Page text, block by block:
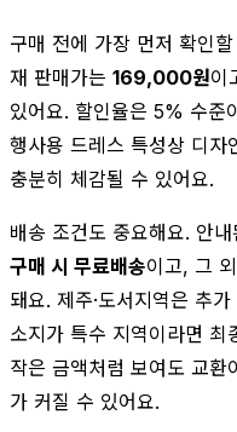
구매 전에 가장 먼저 확인
재 판매가는 169,000원이
있어요. 할인율은 5% 수준
행사용 드레스 특성상 디자
충분히 체감될 수 있어요.
배송 조건도 중요해요. 안
구매 시 무료배송이고, 그
돼요. 제주·도서지역은 추
소지가 특수 지역이라면
작은 금액처럼 보여도 교환
가 커질 수 있어요.